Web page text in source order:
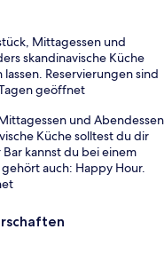
Mittagessen und
skandinavische Küche
Reservierungen sind
geöffnet
und Abendessen
Küche solltest du dir
kannst du bei einem
auch: Happy Hour.